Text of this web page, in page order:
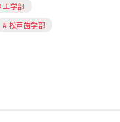
工学部
松戸歯学部